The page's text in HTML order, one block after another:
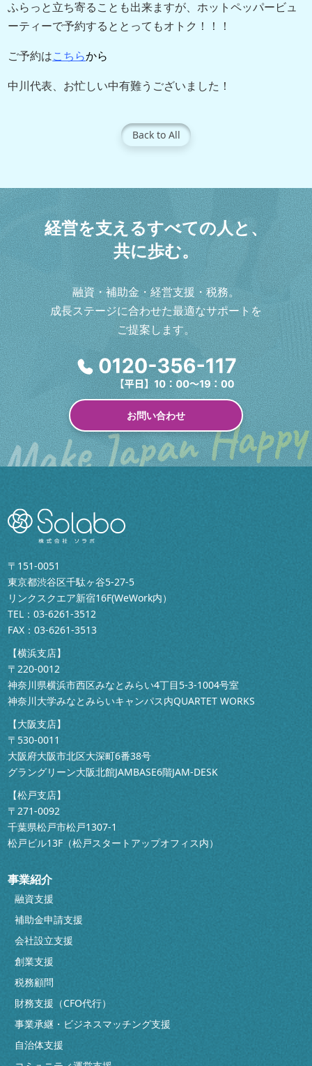
ふらっと立ち寄ることも出来ますが、ホットペッパービュ
ーティーで予約するととってもオトク！！！
ご予約はこちらから
中川代表、お忙しい中有難うございました！
Back to All
経営を支えるすべての人と、
共に歩む。
融資・補助金・経営支援・税務。
成長ステージに合わせた最適なサポートを
ご提案します。
お問い合わせ
〒151-0051
東京都渋谷区千駄ヶ谷5-27-5
リンクスクエア新宿16F(WeWork内）
TEL：03-6261-3512
FAX：03-6261-3513
【横浜支店】
〒220-0012
神奈川県横浜市西区みなとみらい4丁目5-3-1004号室
神奈川大学みなとみらいキャンパス内QUARTET WORKS
【大阪支店】
〒530-0011
大阪府大阪市北区大深町6番38号
グラングリーン大阪北館JAMBASE6階JAM-DESK
【松戸支店】
〒271-0092
千葉県松戸市松戸1307-1
松戸ビル13F（松戸スタートアップオフィス内）
事業紹介
融資支援
補助金申請支援
会社設立支援
創業支援
税務顧問
財務支援（CFO代行）
事業承継・ビジネスマッチング支援
自治体支援